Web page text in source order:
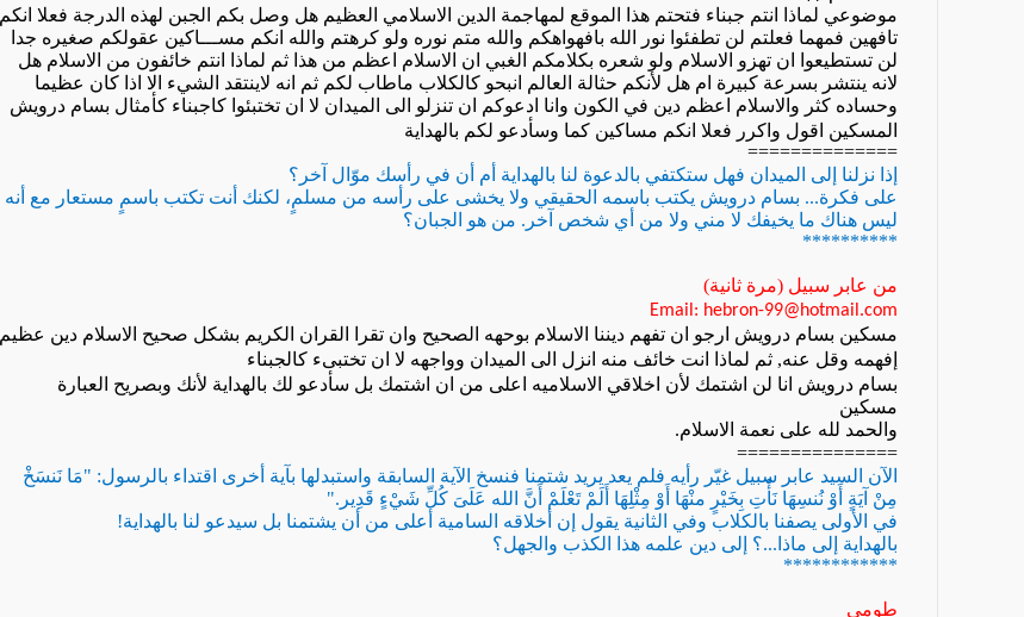
موضوعي لماذا انتم جبناء فتحتم هذا الموقع لمهاجمة الدين الاسلامي العظيم هل وصل بكم الجبن لهذه الدرجة فعلا انكم
تافهين فمهما فعلتم لن تطفئوا نور الله بافهواهكم والله متم نوره ولو كرهتم والله انكم مســـاكين عقولكم صغيره جدا
لن تستطيعوا ان تهزو الاسلام ولو شعره بكلامكم الغبي ان الاسلام اعظم من هذا ثم لماذا انتم خائفون من الاسلام هل
لانه ينتشر بسرعة كبيرة ام هل لأنكم حثالة العالم انبحو كالكلاب ماطاب لكم ثم انه لاينتقد الشيء الا اذا كان عظيما
وحساده كثر والاسلام اعظم دين في الكون وانا ادعوكم ان تنزلو الى الميدان لا ان تختبئوا كاجبناء كأمثال بسام درويش
المسكين اقول واكرر فعلا انكم مساكين كما وسأدعو لكم بالهداية
==============
إذا نزلنا إلى الميدان فهل ستكتفي بالدعوة لنا بالهداية أم أن في رأسك موّال آخر؟
على فكرة... بسام درويش يكتب باسمه الحقيقي ولا يخشى على رأسه من مسلمٍ، لكنك أنت تكتب باسمٍ مستعار مع أنه
ليس هناك ما يخيفك لا مني ولا من أي شخص آخر. من هو الجبان؟
**********
من عابر سبيل (مرة ثانية)
Email: hebron-99@hotmail.com
مسكين بسام درويش ارجو ان تفهم ديننا الاسلام بوحهه الصحيح وان تقرا القران الكريم بشكل صحيح الاسلام دين عظيم
إفهمه وقل عنه, ثم لماذا انت خائف منه انزل الى الميدان وواجهه لا ان تختبىء كالجبناء
بسام درويش انا لن اشتمك لأن اخلاقي الاسلاميه اعلى من ان اشتمك بل سأدعو لك بالهداية لأنك وبصريح العبارة
مسكين
والحمد لله على نعمة الاسلام.
===============
الآن السيد عابر سبيل غيّر رأيه فلم يعد يريد شتمنا فنسخ الآية السابقة واستبدلها بآية أخرى اقتداء بالرسول: "مَا نَنسَخْ
مِنْ آيَةٍ أَوْ نُنسِهَا نَأْتِ بِخَيْرٍ منْهَا أَوْ مِثْلِهَا أَلَمْ تَعْلَمْ أَنَّ الله عَلَىَ كُلِّ شَيْءٍ قَدِير."
في الأولى يصفنا بالكلاب وفي الثانية يقول إن أخلاقه السامية أعلى من أن يشتمنا بل سيدعو لنا بالهداية!
بالهداية إلى ماذا...؟ إلى دين علمه هذا الكذب والجهل؟
************
طومى